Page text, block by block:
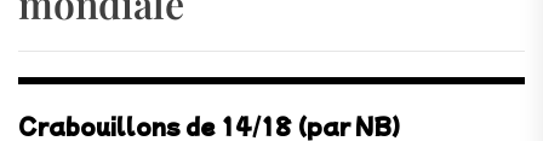
Crabouillons de 14/18 (par NB)